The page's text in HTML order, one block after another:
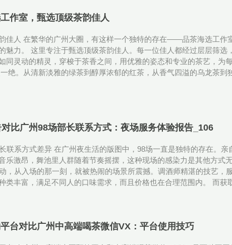
作室，甄选顶级茶韵佳人
佳人 在繁华的广州大圈，有这样一个独特的存在——品茶海选工作
魅力。 这里专注于甄选顶级茶韵佳人。每一位佳人都经过层层筛选
同灵动的精灵，穿梭于茶香之间，用优雅的姿态和专业的茶艺，为
绝。从清新淡雅的绿茶到醇厚浓郁的红茶，从香气四溢的乌龙茶到
比广州98场部长联系方式‌：夜场服务体验报告_106
联系方式差异 在广州夜生活的版图中，98场一直是独特的存在。
乐激昂，舞池里人群随着节奏摇摆，这种现场的感染力是其他方式
，从入场的那一刻，就被热闹的场景所震撼。调酒师精湛的技艺，
类丰富，满足不同人的口味需求，而且价格也在合理范围内。 而获
台对比广州中高端喝茶微信VX：平台使用技巧